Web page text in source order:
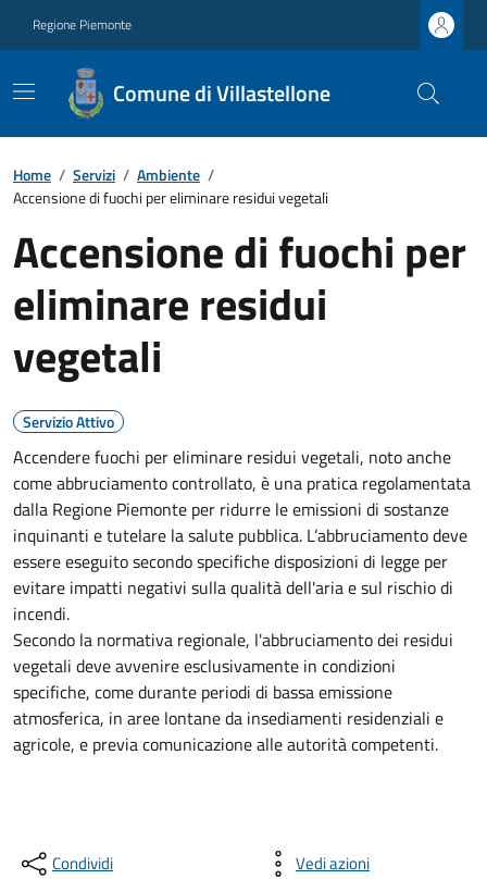
Regione Piemonte
Comune di Villastellone
Home / Servizi / Ambiente /
Accensione di fuochi per eliminare residui vegetali
Accensione di fuochi per
eliminare residui
vegetali
Servizio Attivo
Accendere fuochi per eliminare residui vegetali, noto anche
come abbruciamento controllato, è una pratica regolamentata
dalla Regione Piemonte per ridurre le emissioni di sostanze
inquinanti e tutelare la salute pubblica. L’abbruciamento deve
essere eseguito secondo specifiche disposizioni di legge per
evitare impatti negativi sulla qualità dell'aria e sul rischio di
incendi.
Secondo la normativa regionale, l'abbruciamento dei residui
vegetali deve avvenire esclusivamente in condizioni
specifiche, come durante periodi di bassa emissione
atmosferica, in aree lontane da insediamenti residenziali e
agricole, e previa comunicazione alle autorità competenti.
Condividi Vedi azioni